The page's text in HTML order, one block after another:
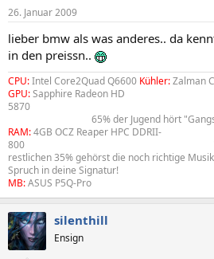
26. Januar 2009
lieber bmw als was anderes.. da
in den preissn..
CPU:Intel Core2Quad Q6600 Kühler:Zalman
GPU:Sapphire Radeon HD
5870
65% der Jugend hört
RAM:4GB OCZ Reaper HPC DDRII-
800
restlichen 35% gehörst die noch richtige
Spruch in deine Signatur!
MB:ASUS P5Q-Pro
silenthill
Ensign